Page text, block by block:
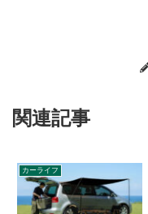
関連記事
カーライフ